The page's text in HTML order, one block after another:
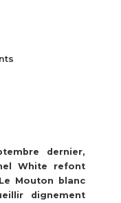
dernier,
White refont
Mouton blanc
dignement